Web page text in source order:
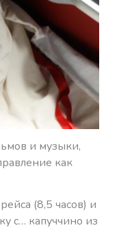
и музыки,
как
(8,5 часов) и
с… капуччино из